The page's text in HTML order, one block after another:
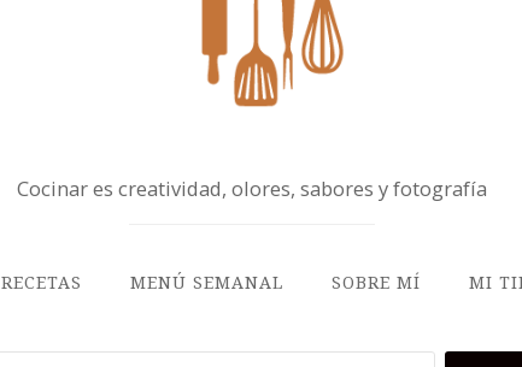
Cocinar es creatividad, olores, sabores y fotografía
RECETAS MENÚ SEMANAL SOBRE MÍ MI